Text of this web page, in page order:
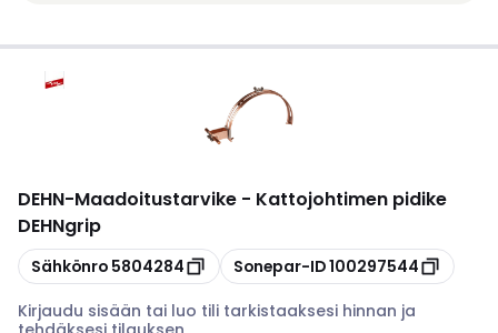
DEHN-Maadoitustarvike - Kattojohtimen pidike
DEHNgrip
Kopioi
Sähkönro 5804284 Kopioi
Sonepar-ID100297544
Kirjaudu sisään tai luo tili tarkistaaksesi hinnan ja